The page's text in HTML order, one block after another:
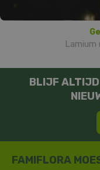
BLIJF ALTIJD
FAMIFLORA